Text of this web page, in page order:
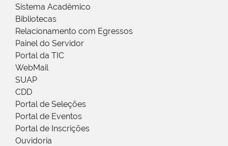
Sistema Acadêmico
Bibliotecas
Relacionamento com Egressos
Painel do Servidor
Portal da TIC
WebMail
SUAP
CDD
Portal de Seleções
Portal de Eventos
Portal de Inscrições
Ouvidoria